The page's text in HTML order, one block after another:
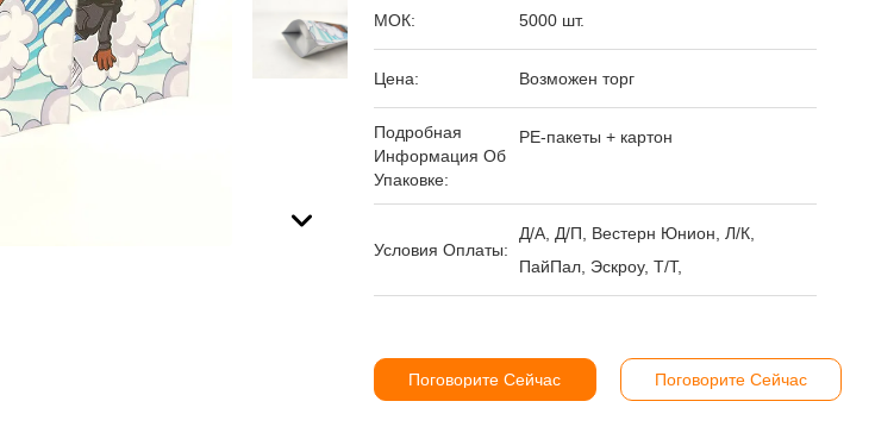
МОК: 5000 шт.
Цена: Возможен торг
Подробная
Информация Об
Упаковке:
PE-пакеты + картон
Условия Оплаты:
Д/А, Д/П, Вестерн Юнион, Л/К,
ПайПал, Эскроу, Т/Т,
Поговорите Сейчас Поговорите Сейчас